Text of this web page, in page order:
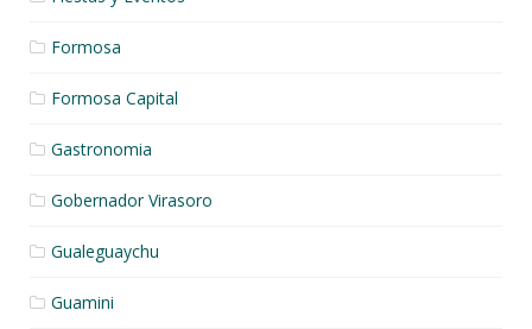
Formosa
Formosa Capital
Gastronomia
Gobernador Virasoro
Gualeguaychu
Guamini